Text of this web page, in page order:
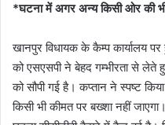
*घटना में अगर अन्य किसी ओर की
खानपुर विधायक के कैम्प कार्यालय
को एसएसपी ने बेहद गम्भीरता से लेते
को सौपी गई है। कप्तान ने स्पष्ट
किसी भी कीमत पर बख्शा नहीं